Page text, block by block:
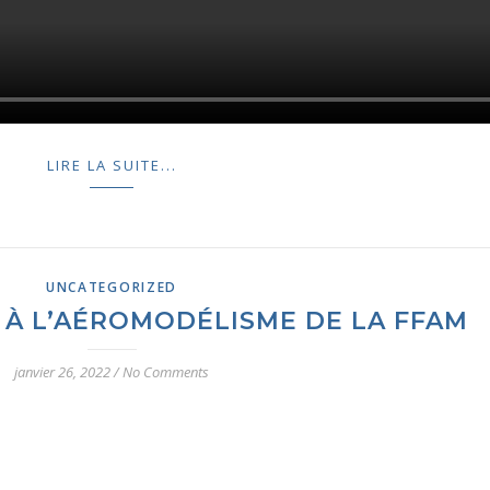
LIRE LA SUITE...
UNCATEGORIZED
L’AÉROMODÉLISME DE LA FFAM
janvier 26, 2022/No Comments